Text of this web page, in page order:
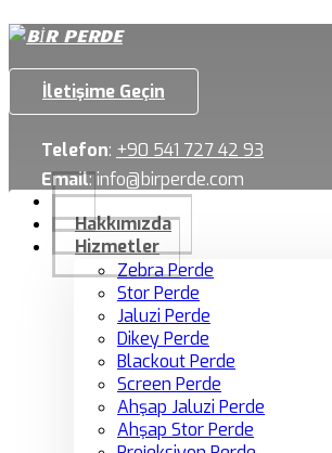
İletişime Geçin
Telefon: +90 541 727 42 93
Email:info@birperde.com
Hakkımızda
Hizmetler
Zebra Perde
Stor Perde
Jaluzi Perde
Dikey Perde
Blackout Perde
Screen Perde
Ahşap Jaluzi Perde
Ahşap Stor Perde